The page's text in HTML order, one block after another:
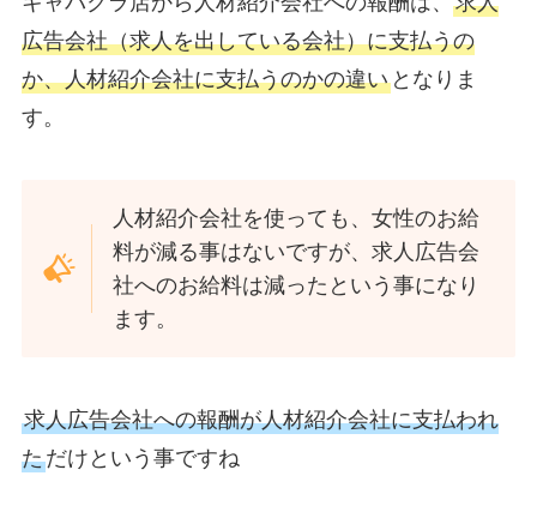
広告会社（求人を出している会社）に支払うの
か、人材紹介会社に支払うのかの違いとなりま
す。
人材紹介会社を使っても、女性のお給
料が減る事はないですが、求人広告会
社へのお給料は減ったという事になり
ます。
求人広告会社への報酬が人材紹介会社に支払われ
ただけという事ですね